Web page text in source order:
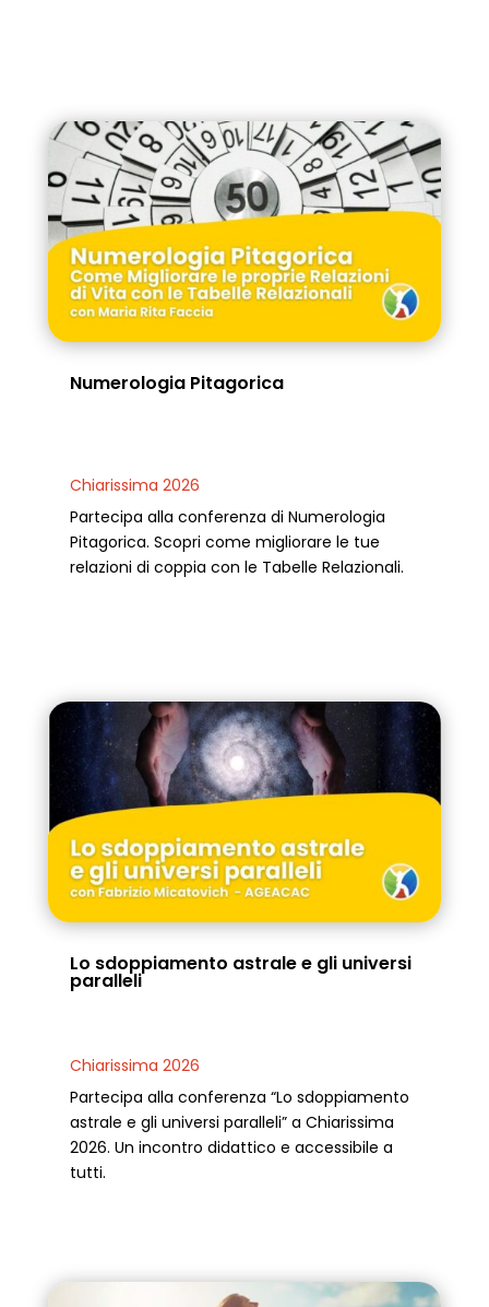
Numerologia Pitagorica
Chiarissima 2026
Partecipa alla conferenza di Numerologia
Pitagorica. Scopri come migliorare le tue
relazioni di coppia con le Tabelle Relazionali.
Lo sdoppiamento astrale e gli universi
paralleli
Chiarissima 2026
Partecipa alla conferenza “Lo sdoppiamento
astrale e gli universi paralleli” a Chiarissima
2026. Un incontro didattico e accessibile a
tutti.